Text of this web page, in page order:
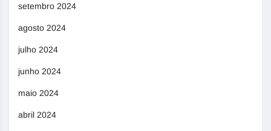
setembro 2024
agosto 2024
julho 2024
junho 2024
maio 2024
abril 2024